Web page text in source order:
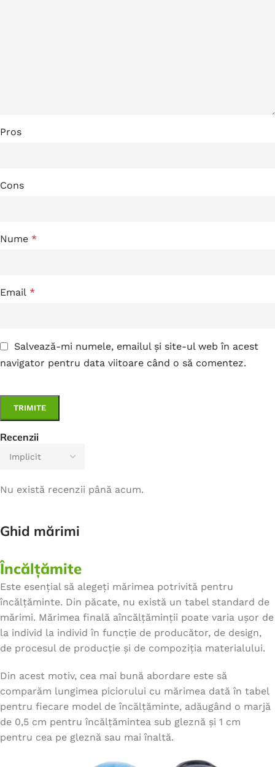
Recenzii
Nu există recenzii până acum.
Pros
Cons
Nume *
Email *
Salvează-mi numele, emailul și site-ul web în acest
navigator pentru data viitoare când o să comentez.
Ghid mărimi
Încălțămite
Este esențial să alegeți mărimea potrivită pentru
încălțăminte. Din păcate, nu există un tabel standard de
mărimi. Mărimea finală aîncălțăminții poate varia ușor de
la individ la individ în funcție de producător, de design,
de procesul de producție și de compoziția materialului.
Din acest motiv, cea mai bună abordare este să
comparăm lungimea piciorului cu mărimea dată în tabel
pentru fiecare model de încălțăminte, adăugând o marjă
de 0,5 cm pentru încălțămintea sub gleznă și 1 cm
pentru cea pe gleznă sau mai înaltă.